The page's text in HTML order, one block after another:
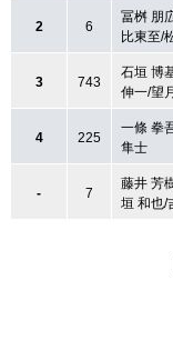
2 6
冨桝 朋
比東至/
3 743
石垣 博
伸一/望
4 225
一條 拳
隼士
- 7
藤井 芳
垣 和也/